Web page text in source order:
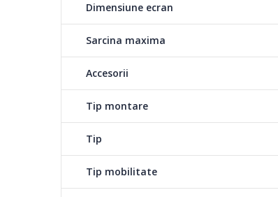
Dimensiune ecran
Sarcina maxima
Accesorii
Tip montare
Tip
Tip mobilitate